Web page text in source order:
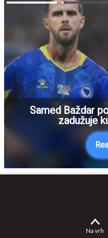
Samed Baždar
zadužuje
Na vrh